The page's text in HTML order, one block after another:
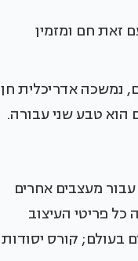
זאת חם ומזמין
נמשכה אדריכלית חן
הוא טבע שני עבורה.
מעצבים אחרים
פריטי העיצוב
בעולם; קורס יסודות